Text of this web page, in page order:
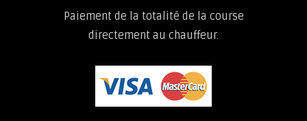
Paiement de la totalité de la course
directement au chauffeur.